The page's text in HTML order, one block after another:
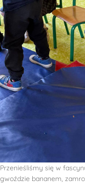
Przenieśliśmy się w
gwoździe bananem,